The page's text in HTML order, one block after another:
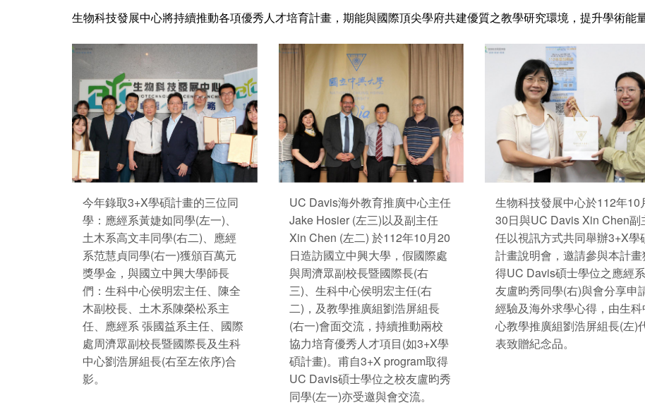
生物科技發展中心將持續推動各項優秀人才培育計畫，期能與國際頂尖學府共建優質之教學研究環境，提升學術能
今年錄取3+X學碩計畫的三位同
學：應經系黃婕如同學(左一)、
土木系高文丰同學(右二)、應經
系范慧貞同學(右一)獲頒百萬元
獎學金，與國立中興大學師長
們：生科中心侯明宏主任、陳全
木副校長、土木系陳榮松系主
任、應經系 張國益系主任、國際
處周濟眾副校長暨國際長及生科
中心劉浩屏組長(右至左依序)合
影。
UC Davis海外教育推廣中心主任
Jake Hosier (左三)以及副主任
Xin Chen (左二) 於112年10月20
日造訪國立中興大學，假國際處
與周濟眾副校長暨國際長(右
三)、生科中心侯明宏主任(右
二)，及教學推廣組劉浩屏組長
(右一)會面交流，持續推動兩校
協力培育優秀人才項目(如3+X學
碩計畫)。甫自3+X program取得
UC Davis碩士學位之校友盧昀秀
同學(左一)亦受邀與會交流。
生物科技發展中心於112年10
30日與UC Davis Xin Chen副
任以視訊方式共同舉辦3+X學
計畫說明會，邀請參與本計畫
得UC Davis碩士學位之應經
友盧昀秀同學(右)與會分享申
經驗及海外求學心得，由生科
心教學推廣組劉浩屏組長(左)
表致贈紀念品。